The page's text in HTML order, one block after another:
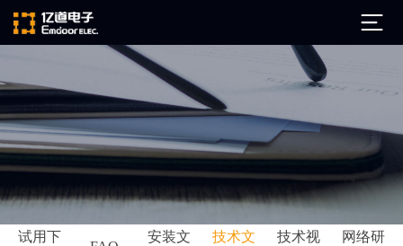
公司简介
发展历程
企业文化
ARM
Ansys
亿道动态
试用下
安装文
技术文
技术视
网络研